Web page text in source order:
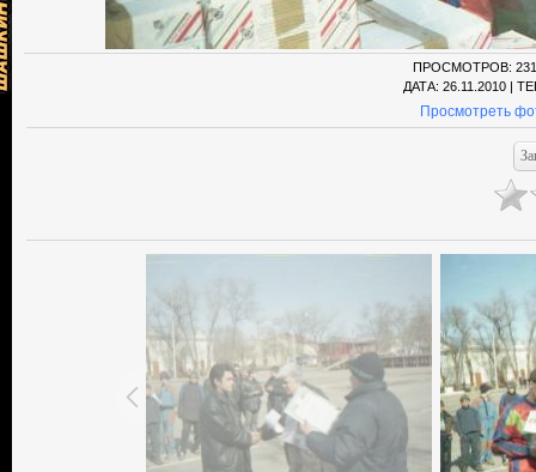
ПРОСМОТРОВ:
ДАТА: 26.11.2010 |
Просмотреть